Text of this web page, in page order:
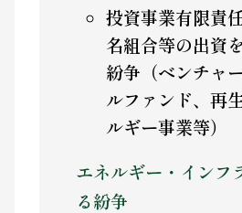
投資事業有限責
名組合等の出資
紛争（ベンチャ
ルファンド、再
ルギー事業等）
エネルギー・インフ
る紛争